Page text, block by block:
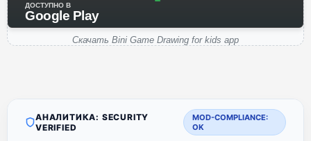
ДОСТУПНО В
Google Play
Скачать Bini Game Drawing for kids app
АНАЛИТИКА: SECURITY
VERIFIED
MOD-COMPLIANCE:
OK